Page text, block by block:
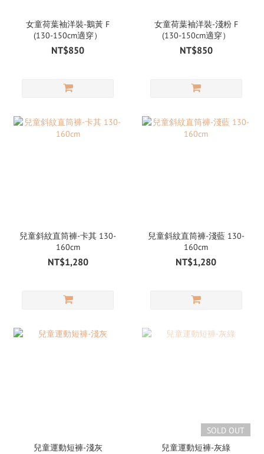
女童荷葉袖洋裝-鵝黃 F
(130-150cm適穿）
NT$850
女童荷葉袖洋裝-淺粉 F
(130-150cm適穿）
NT$850
兒童斜紋直筒褲-卡其 130-
160cm
NT$1,280
兒童斜紋直筒褲-淺藍 130-
160cm
NT$1,280
兒童運動短褲-淺灰
SOLD OUT
兒童運動短褲-灰綠